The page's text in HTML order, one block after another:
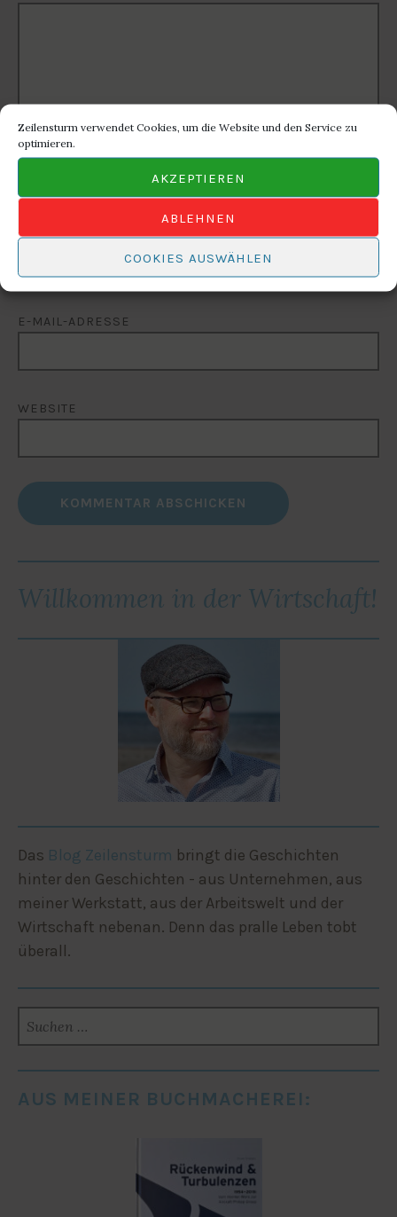
Zeilensturm verwendet Cookies, um die Website und den Service zu
optimieren.
AKZEPTIEREN
ABLEHNEN
COOKIES AUSWÄHLEN
NAME
E-MAIL-ADRESSE
WEBSITE
Willkommen in der Wirtschaft!
Das Blog Zeilensturm bringt die Geschichten
hinter den Geschichten - aus Unternehmen, aus
meiner Werkstatt, aus der Arbeitswelt und der
Wirtschaft nebenan. Denn das pralle Leben tobt
überall.
NACH:
AUS MEINER BUCHMACHEREI: